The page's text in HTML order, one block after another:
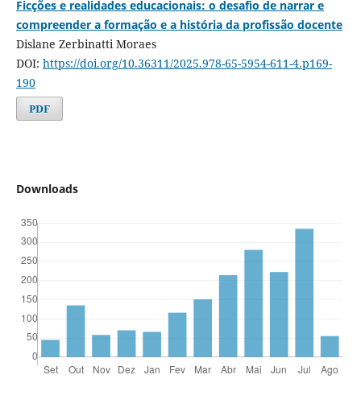
Ficções e realidades educacionais: o desafio de narrar e
compreender a formação e a história da profissão docente
Dislane Zerbinatti Moraes
DOI: https://doi.org/10.36311/2025.978-65-5954-611-4.p169-
190
PDF
Downloads